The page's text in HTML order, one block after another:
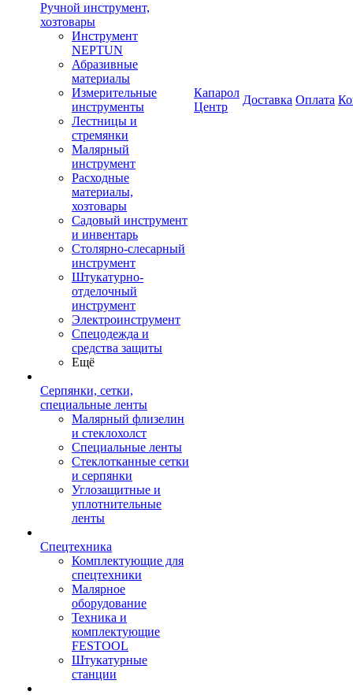
Ручной инструмент,
хозтовары
Инструмент
NEPTUN
Абразивные
материалы
Измерительные
инструменты
Лестницы и
стремянки
Малярный
инструмент
Расходные
материалы,
хозтовары
Садовый инструмент
и инвентарь
Столярно-слесарный
инструмент
Штукатурно-
отделочный
инструмент
Электроинструмент
Спецодежда и
средства защиты
Ещё
Серпянки, сетки,
специальные ленты
Малярный флизелин
и стеклохолст
Специальные ленты
Стеклотканные сетки
и серпянки
Углозащитные и
уплотнительные
ленты
Спецтехника
Комплектующие для
спецтехники
Малярное
оборудование
Техника и
комплектующие
FESTOOL
Штукатурные
станции
Капарол
Центр
Доставка Оплата